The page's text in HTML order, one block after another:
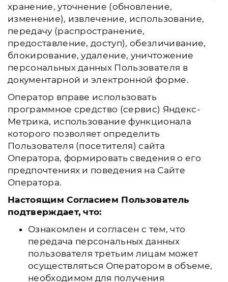
хранение, уточнение (обновление,
изменение), извлечение, использование,
передачу (распространение,
предоставление, доступ), обезличивание,
блокирование, удаление, уничтожение
персональных данных Пользователя в
документарной и электронной форме.
Оператор вправе использовать
программное средство (сервис) Яндекс-
Метрика, использование функционала
которого позволяет определить
Пользователя (посетителя) сайта
Оператора, формировать сведения о его
предпочтениях и поведения на Сайте
Оператора.
Настоящим Согласием Пользователь
подтверждает, что:
Ознакомлен и согласен с тем, что
передача персональных данных
пользователя третьим лицам может
осуществляться Оператором в объеме,
необходимом для получения